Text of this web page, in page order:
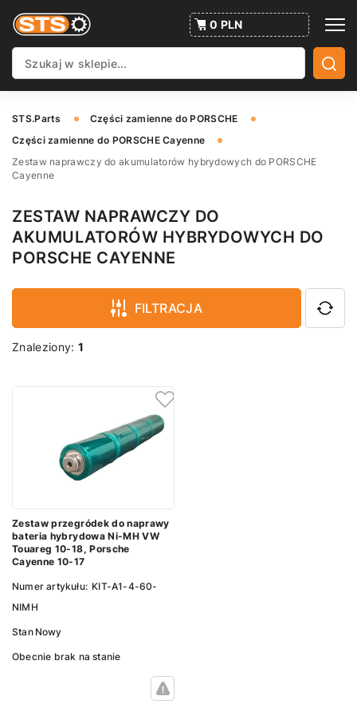
0 PLN
STS.Parts
Części zamienne do PORSCHE
Części zamienne do PORSCHE Cayenne
Zestaw naprawczy do akumulatorów hybrydowych do PORSCHE
Cayenne
ZESTAW NAPRAWCZY DO
AKUMULATORÓW HYBRYDOWYCH DO
PORSCHE CAYENNE
FILTRACJA
Znaleziony:1
Zestaw przegródek do naprawy
bateria hybrydowa Ni-MH VW
Touareg 10-18, Porsche
Cayenne 10-17
Numer artykułu: KIT-A1-4-60-
NIMH
Stan Nowy
Obecnie brak na stanie